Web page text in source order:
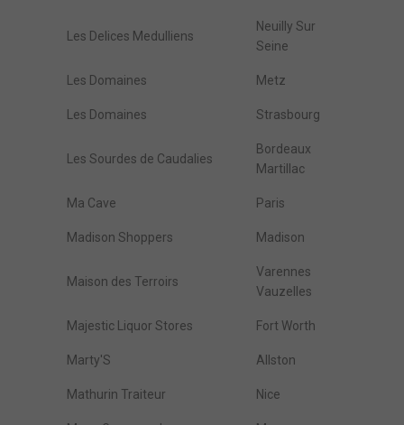
Les Delices Medulliens
Neuilly Sur
Seine
Les Domaines Metz
Les Domaines Strasbourg
Les Sourdes de Caudalies
Bordeaux
Martillac
Ma Cave Paris
Madison Shoppers Madison
Maison des Terroirs
Varennes
Vauzelles
Majestic Liquor Stores Fort Worth
Marty'S Allston
Mathurin Traiteur Nice